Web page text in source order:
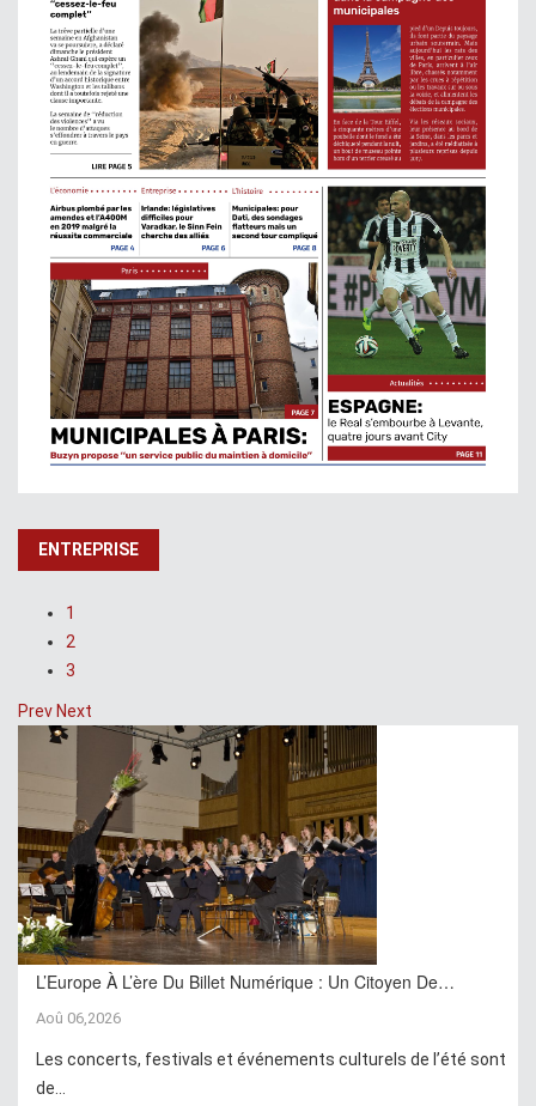
ENTREPRISE
1
2
3
PrevNext
L’Europe À L’ère Du Billet Numérique : Un Citoyen De…
Aoû 06,2026
Les concerts, festivals et événements culturels de l’été sont
de...